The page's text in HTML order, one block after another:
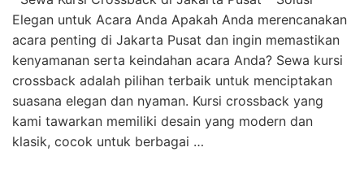
Elegan untuk Acara Anda Apakah Anda merencanakan
acara penting di Jakarta Pusat dan ingin memastikan
kenyamanan serta keindahan acara Anda? Sewa kursi
crossback adalah pilihan terbaik untuk menciptakan
suasana elegan dan nyaman. Kursi crossback yang
kami tawarkan memiliki desain yang modern dan
klasik, cocok untuk berbagai …